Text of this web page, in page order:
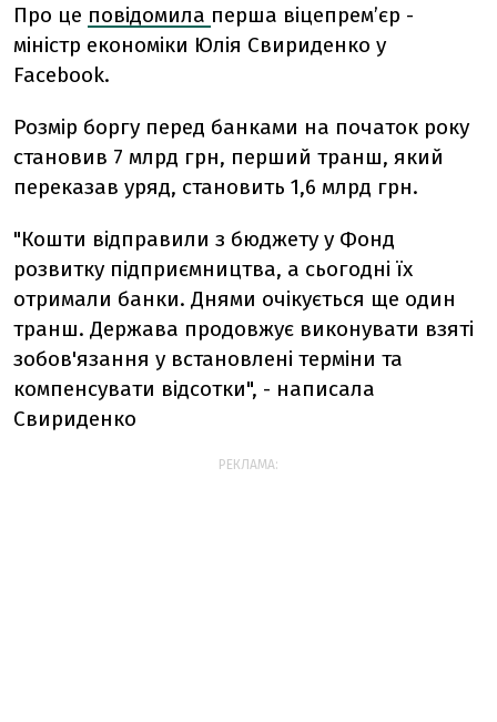
Про це повідомила перша віцепрем’єр -
міністр економіки Юлія Свириденко у
Facebook.
Розмір боргу перед банками на початок року
становив 7 млрд грн, перший транш, який
переказав уряд, становить 1,6 млрд грн.
"Кошти відправили з бюджету у Фонд
розвитку підприємництва, а сьогодні їх
отримали банки. Днями очікується ще один
транш. Держава продовжує виконувати взяті
зобов'язання у встановлені терміни та
компенсувати відсотки", - написала
Свириденко
РЕКЛАМА: